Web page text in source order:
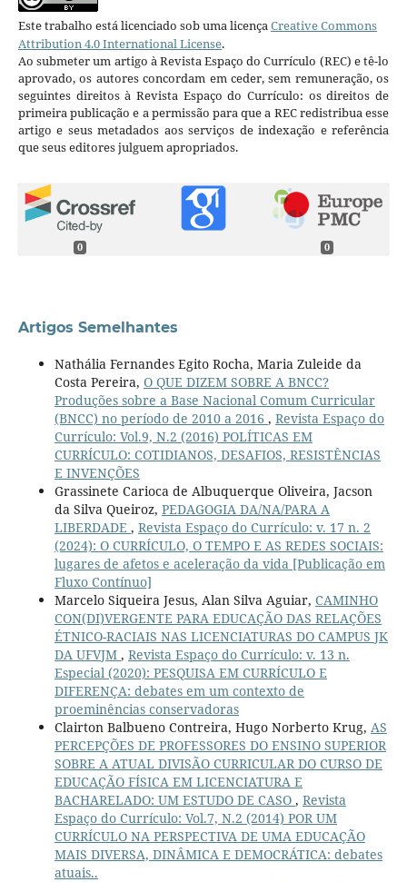
Este trabalho está licenciado sob uma licençaCreative Commons
Attribution 4.0 International License.
Ao submeter um artigo à Revista Espaço do Currículo (REC) e tê-lo
aprovado, os autores concordam em ceder, sem remuneração, os
seguintes direitos à Revista Espaço do Currículo: os direitos de
primeira publicação e a permissão para que a REC redistribua esse
artigo e seus metadados aos serviços de indexação e referência
que seus editores julguem apropriados.
0 0
Artigos Semelhantes
Nathália Fernandes Egito Rocha, Maria Zuleide da
Costa Pereira, O QUE DIZEM SOBRE A BNCC?
Produções sobre a Base Nacional Comum Curricular
(BNCC) no período de 2010 a 2016 , Revista Espaço do
Currículo: Vol.9, N.2 (2016) POLÍTICAS EM
CURRÍCULO: COTIDIANOS, DESAFIOS, RESISTÊNCIAS
E INVENÇÕES
Grassinete Carioca de Albuquerque Oliveira, Jacson
da Silva Queiroz, PEDAGOGIA DA/NA/PARA A
LIBERDADE , Revista Espaço do Currículo: v. 17 n. 2
(2024): O CURRÍCULO, O TEMPO E AS REDES SOCIAIS:
lugares de afetos e aceleração da vida [Publicação em
Fluxo Contínuo]
Marcelo Siqueira Jesus, Alan Silva Aguiar, CAMINHO
CON(DI)VERGENTE PARA EDUCAÇÃO DAS RELAÇÕES
ÉTNICO-RACIAIS NAS LICENCIATURAS DO CAMPUS JK
DA UFVJM , Revista Espaço do Currículo: v. 13 n.
Especial (2020): PESQUISA EM CURRÍCULO E
DIFERENÇA: debates em um contexto de
proeminências conservadoras
Clairton Balbueno Contreira, Hugo Norberto Krug, AS
PERCEPÇÕES DE PROFESSORES DO ENSINO SUPERIOR
SOBRE A ATUAL DIVISÃO CURRICULAR DO CURSO DE
EDUCAÇÃO FÍSICA EM LICENCIATURA E
BACHARELADO: UM ESTUDO DE CASO , Revista
Espaço do Currículo: Vol.7, N.2 (2014) POR UM
CURRÍCULO NA PERSPECTIVA DE UMA EDUCAÇÃO
MAIS DIVERSA, DINÂMICA E DEMOCRÁTICA: debates
atuais..